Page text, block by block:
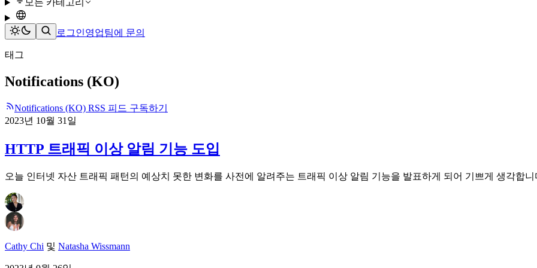
모든 카테고리
로그인영업팀에 문의
태그
Notifications (KO)
Notifications (KO) RSS 피드 구독하기
2023년 10월 31일
HTTP 트래픽 이상 알림 기능 도입
오늘 인터넷 자산 트래픽 패턴의 예상치 못한 변화를 사전에 알려주는 트래픽 이상 알림 기능을 발표하게 되어 기쁘게 생각합니
Cathy Chi 및 Natasha Wissmann